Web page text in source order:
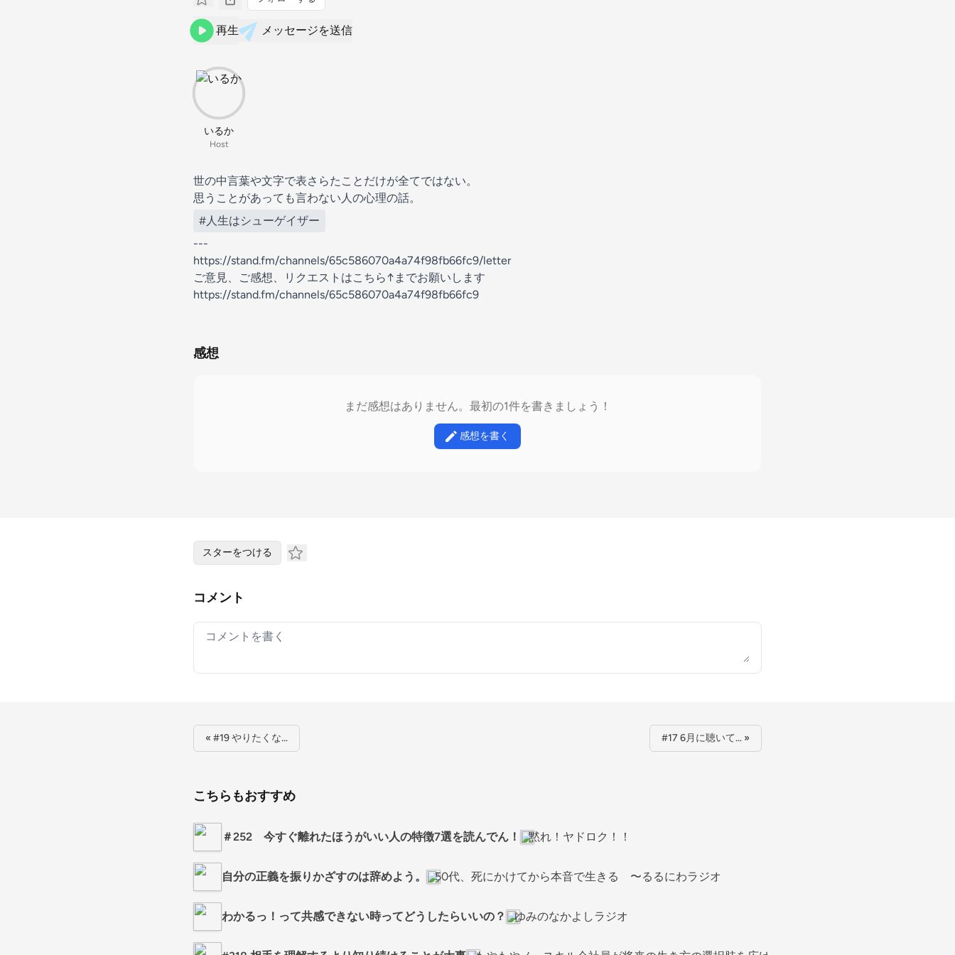
再生 メッセージを送信
いるか
Host
世の中言葉や文字で表さらたことだけが全てではない。
思うことがあっても言わない人の心理の話。
#人生はシューゲイザー
---
https://stand.fm/channels/65c586070a4a74f98fb66fc9/letter
ご意見、ご感想、リクエストはこちら↑までお願いします
https://stand.fm/channels/65c586070a4a74f98fb66fc9
感想
まだ感想はありません。最初の1件を書きましょう！
感想を書く
スターをつける
コメント
Your comment
« #19 やりたくな… #17 6月に聴いて… »
こちらもおすすめ
＃252 今すぐ離れたほうがいい人の特徴7選を読んでん！ 黙れ！ヤドロク！！
自分の正義を振りかざすのは辞めよう。 50代、死にかけてから本音で生きる 〜るるにわラジオ
わかるっ！って共感できない時ってどうしたらいいの？ ゆみのなかよしラジオ